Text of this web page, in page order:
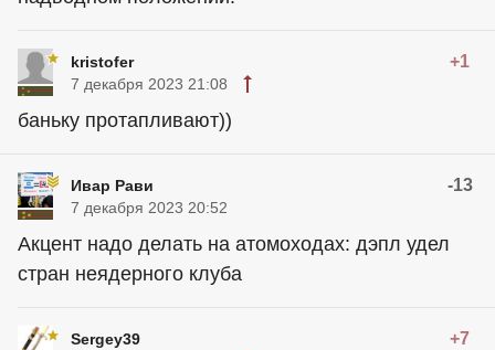
kristofer +1
7 декабря 2023 21:08
баньку протапливают))
Ивар Рави -13
7 декабря 2023 20:52
Акцент надо делать на атомоходах: дэпл удел
стран неядерного клуба
Sergey39 +7